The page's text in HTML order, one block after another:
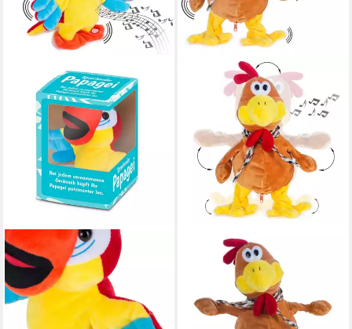
ALL KIDS UNITED
Kuscheltier ALL KIDS UNITED
GefülltTanzen & Sprechen
Papagei, Papagei Plüschfigur
(Plüschtier, Singendes
ALL KIDS UNITED
Kuscheltier Kuscheltier
Tanzender & Sprechender
Gockel – Singender Hahn
Plüschtier (Plüschtier,